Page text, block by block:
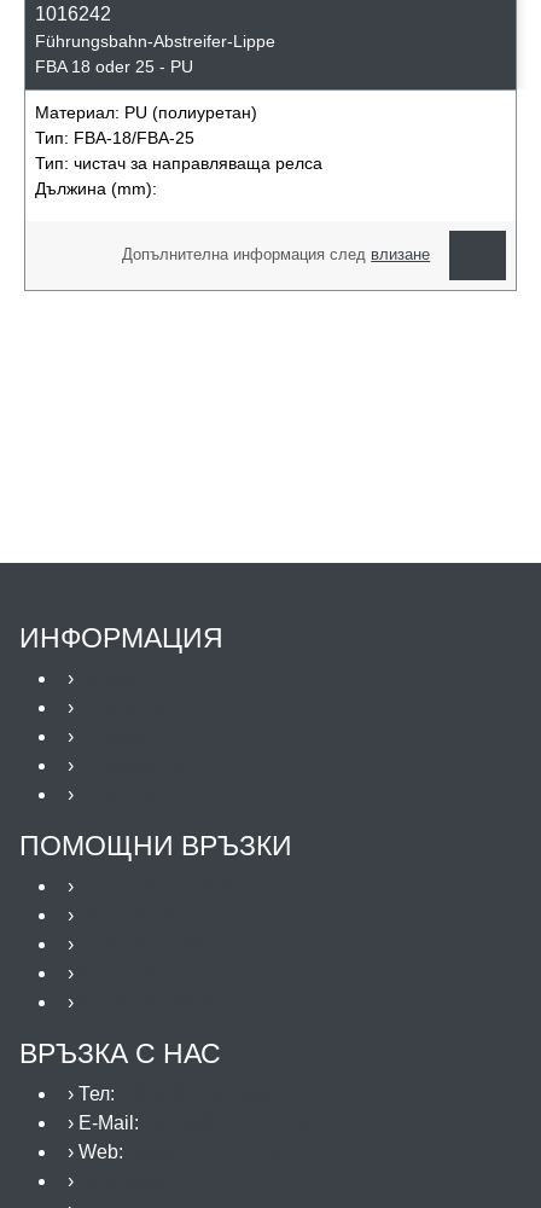
1016242
Führungsbahn-Abstreifer-Lippe
FBA 18 oder 25 - PU
Материал: PU (полиуретан)
Тип: FBA-18/FBA-25
Тип: чистач за направляваща релса
Дължина (mm):
Допълнителна информация след влизане
ИНФОРМАЦИЯ
›
›
›
›
›
ПОМОЩНИ ВРЪЗКИ
›
›
›
›
›
ВРЪЗКА С НАС
› Тел:
› E-Mail:
› Web:
›